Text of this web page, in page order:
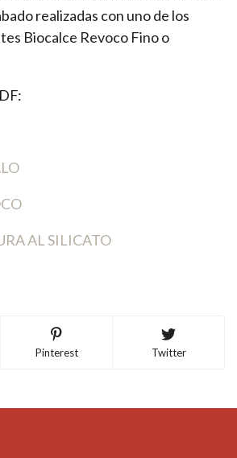
realizadas con uno de los
Biocalce Revoco Fino o
AL SILICATO
Pinterest Twitter